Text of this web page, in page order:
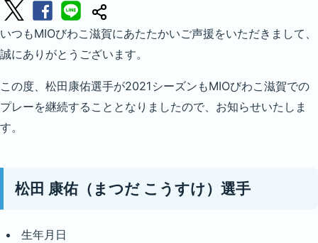
いつもMIOびわこ滋賀にあたたかいご声援をいただきまして、
誠にありがとうございます。
この度、松田康佑選手が2021シーズンもMIOびわこ滋賀での
プレーを継続することとなりましたので、お知らせいたしま
す。
松田 康佑（まつだ こうすけ）選手
生年月日